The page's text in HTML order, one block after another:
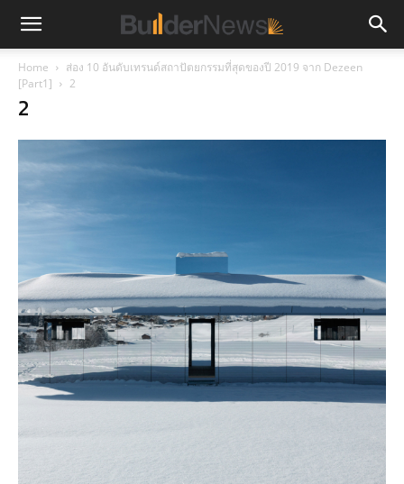
Home
ส่อง 10 อันดับเทรนด์สถาปัตยกรรมที่สุดของปี 2019 จาก Dezeen
[Part1]
2
2